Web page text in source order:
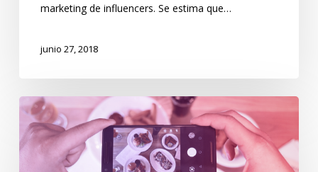
marketing de influencers. Se estima que…
junio 27, 2018